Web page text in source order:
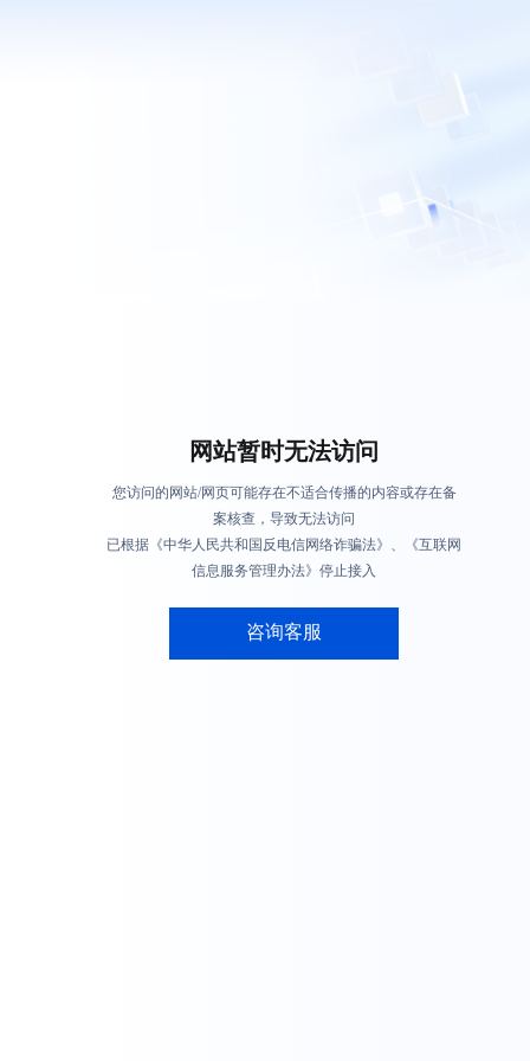
网站暂时无法访问
您访问的网站/网页可能存在不适合传播的内容或存在备
案核查，导致无法访问
已根据《中华人民共和国反电信网络诈骗法》、《互联网
信息服务管理办法》停止接入
咨询客服